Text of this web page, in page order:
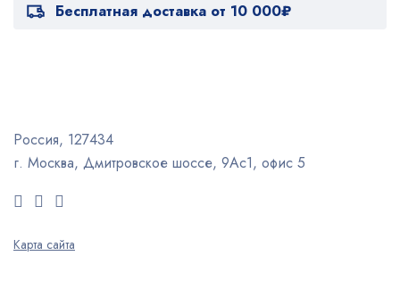
Бесплатная доставка от 10 000₽
Россия, 127434
г. Москва, Дмитровское шоссе, 9Ас1, офис 5
Карта сайта